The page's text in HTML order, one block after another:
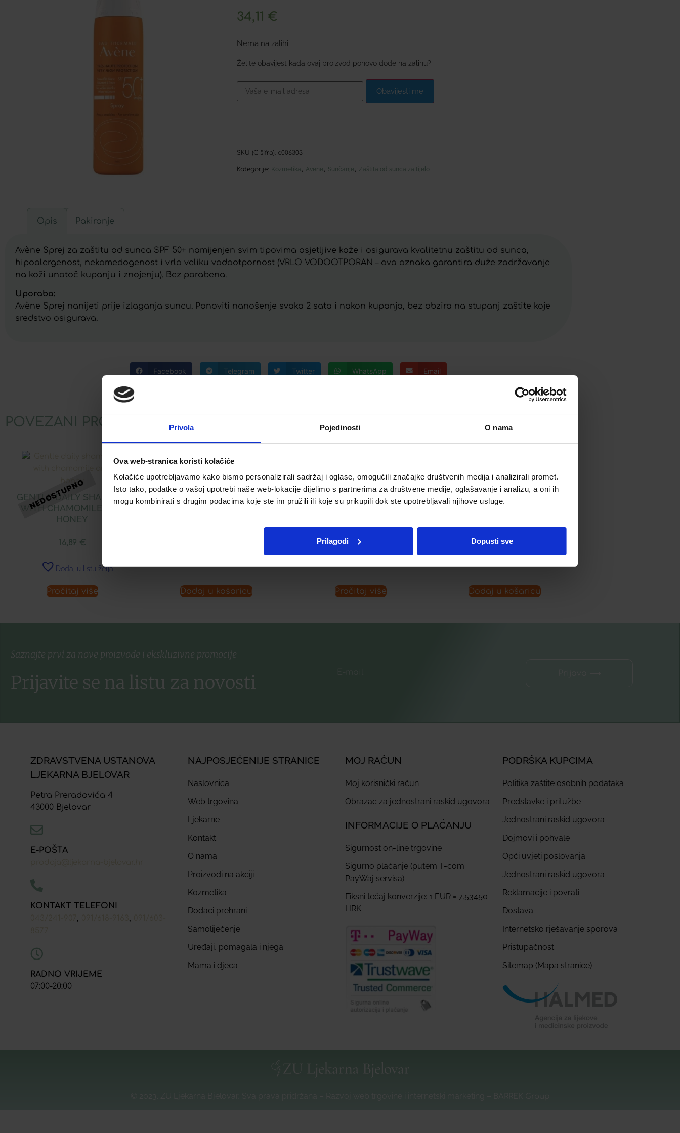
Privola Pojedinosti O nama
Ova web-stranica koristi kolačiće
Kolačiće upotrebljavamo kako bismo personalizirali sadržaj i oglase, omogućili značajke društvenih medija i analizirali promet.
Isto tako, podatke o vašoj upotrebi naše web-lokacije dijelimo s partnerima za društvene medije, oglašavanje i analizu, a oni ih
mogu kombinirati s drugim podacima koje ste im pružili ili koje su prikupili dok ste upotrebljavali njihove usluge.
Prilagodi Dopusti sve
34,11 €
Nema na zalihi
Želite obavijest kada ovaj proizvod ponovo dođe na zalihu?
Obavijesti me
SKU (C šifra): c006303
Kategorije: Kozmetika, Avene, Sunčanje, Zaštita od sunca za tijelo
Opis Pakiranje
Avène Sprej za zaštitu od sunca SPF 50+ namijenjen svim tipovima osjetljive kože i osigurava kvalitetnu zaštitu od sunca,
hipoalergenost, nekomedogenost i vrlo veliku vodootpornost (VRLO VODOOTPORAN – ova oznaka garantira duže zadržavanje
na koži unatoč kupanju i znojenju). Bez parabena.
Uporaba:
Avène Sprej nanijeti prije izlaganja suncu. Ponoviti nanošenje svaka 2 sata i nakon kupanja, bez obzira na stupanj zaštite koje
sredstvo osigurava.
Facebook Telegram Twitter WhatsApp Email
POVEZANI PROIZVODI
GENTLE DAILY SHAMPOO
WITH CHAMOMILE AND
HONEY
16,89 €
Dodaj u listu želja
Pročitaj više
APIVITA ŠAMPON PROTIV
SUHE PRHUTI
16,89€
Dodaj u košaricu
LERBOLARIO BERRIES KUPELJ
15,47
Pročitaj više
LERBOLARIO BAOBAB
ŠAMPON ZA TUŠIRANJE
16,55€
Dodaj u listu želja
Dodaj u košaricu
Saznajte prvi za nove proizvode i ekskluzivne promocije
Prijavite se na listu za novosti
ZDRAVSTVENA USTANOVA
LJEKARNA BJELOVAR
Petra Preradovića 4
43000 Bjelovar
E-POŠTA
KONTAKT TELEFONI
, ,
RADNO VRIJEME
07:00-20:00
NAJPOSJEĆENIJE STRANICE
Naslovnica
Web trgovina
Ljekarne
Kontakt
O nama
Proizvodi na akciji
Kozmetika
Dodaci prehrani
Samoliječenje
Uređaji, pomagala i njega
Mama i djeca
MOJ RAČUN
Moj korisnički račun
Obrazac za jednostrani raskid ugovora
INFORMACIJE O PLAĆANJU
Sigurnost on-line trgovine
Sigurno plaćanje (putem T-com
PayWaj servisa)
Fiksni tečaj konverzije: 1 EUR = 7,53450
HRK
PODRŠKA KUPCIMA
Politika zaštite osobnih podataka
Predstavke i pritužbe
Jednostrani raskid ugovora
Dojmovi i pohvale
Opći uvjeti poslovanja
Jednostrani raskid ugovora
Reklamacije i povrati
Dostava
Internetsko rješavanje sporova
Pristupačnost
Sitemap (Mapa stranice)